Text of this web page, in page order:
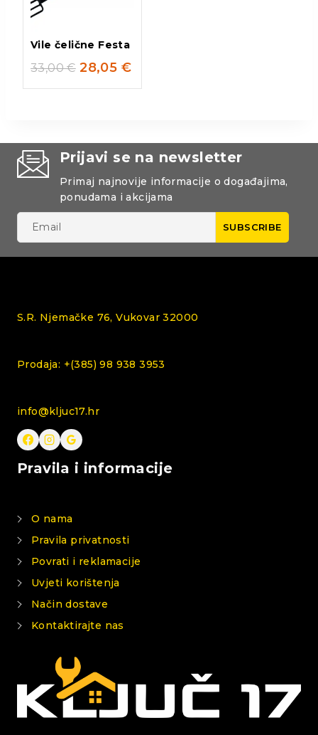
Vile čelične Festa
33,00€ 28,05 €
Prijavi se na newsletter
Primaj najnovije informacije o događajima,
ponudama i akcijama
S.R. Njemačke 76, Vukovar 32000
Prodaja: +(385) 98 938 3953
info@kljuc17.hr
Pravila i informacije
O nama
Pravila privatnosti
Povrati i reklamacije
Uvjeti korištenja
Način dostave
Kontaktirajte nas